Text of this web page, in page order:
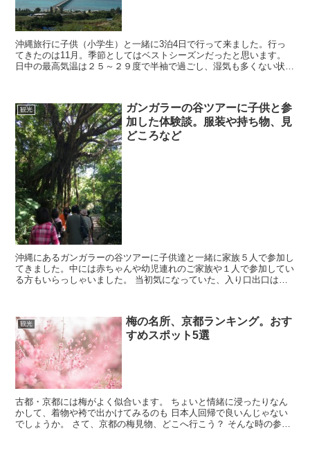
沖縄旅行に子供（小学生）と一緒に3泊4日で行って来ました。行っ
てきたのは11月。季節としてはベストシーズンだったと思います。
日中の最高気温は２５～２９度で半袖で過ごし、湿気も多くない状
観光
ガンガラーの谷ツアーに子供と参
加した体験談。服装や持ち物、見
どころなど
沖縄にあるガンガラーの谷ツアーに子供達と一緒に家族５人で参加し
てきました。中には赤ちゃんや幼児連れのご家族や１人で参加してい
る方もいらっしゃいました。 当初気になっていた、入り口出口はど
観光
梅の名所、京都ランキング。おす
すめスポット5選
古都・京都には梅がよく似合います。 ちょいと情緒に浸ったりなん
かして、着物や袴で出かけてみるのも 日本人回帰で良いんじゃない
でしょうか。 さて、京都の梅見物、どこへ行こう？ そんな時の参考